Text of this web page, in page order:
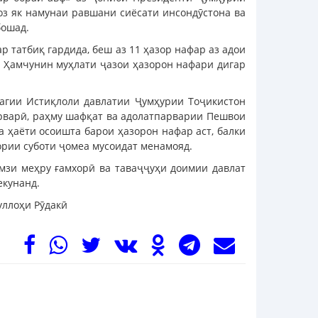
намунаи равшани сиёсати инсондӯстона ва
татбиқ гардида, беш аз 11 ҳазор нафар аз адои
муҳлати ҷазои ҳазорон нафари дигар
Истиқлоли давлатии Ҷумҳурии Тоҷикистон
раҳму шафқат ва адолатпарварии Пешвои
осоишта барои ҳазорон нафар аст, балки
суботи ҷомеа мусоидат менамояд.
меҳру ғамхорӣ ва таваҷҷуҳи доимии давлат
Рӯдакӣ